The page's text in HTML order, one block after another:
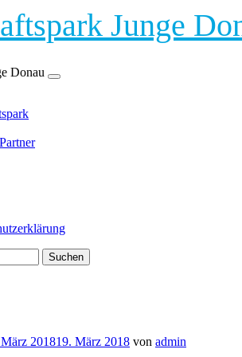
Junge
Donau
201819. März 2018 von admin